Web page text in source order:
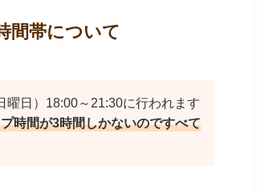
間帯について
曜日）18:00～21:30に行われます
時間が3時間しかないのですべて